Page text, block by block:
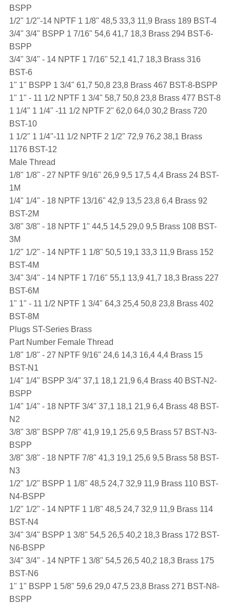
BSPP
1/2" 1/2"-14 NPTF 1 1/8" 48,5 33,3 11,9 Brass 189 BST-4
3/4" 3/4" BSPP 1 7/16" 54,6 41,7 18,3 Brass 294 BST-6-
BSPP
3/4" 3/4" - 14 NPTF 1 7/16" 52,1 41,7 18,3 Brass 316
BST-6
1" 1" BSPP 1 3/4" 61,7 50,8 23,8 Brass 467 BST-8-BSPP
1" 1" - 11 1/2 NPTF 1 3/4" 58,7 50,8 23,8 Brass 477 BST-8
1 1/4" 1 1/4" -11 1/2 NPTF 2" 62,0 64,0 30,2 Brass 720
BST-10
1 1/2" 1 1/4"-11 1/2 NPTF 2 1/2" 72,9 76,2 38,1 Brass
1176 BST-12
Male Thread
1/8" 1/8" - 27 NPTF 9/16" 26,9 9,5 17,5 4,4 Brass 24 BST-
1M
1/4" 1/4" - 18 NPTF 13/16" 42,9 13,5 23,8 6,4 Brass 92
BST-2M
3/8" 3/8" - 18 NPTF 1" 44,5 14,5 29,0 9,5 Brass 108 BST-
3M
1/2" 1/2" - 14 NPTF 1 1/8" 50,5 19,1 33,3 11,9 Brass 152
BST-4M
3/4" 3/4" - 14 NPTF 1 7/16" 55,1 13,9 41,7 18,3 Brass 227
BST-6M
1" 1" - 11 1/2 NPTF 1 3/4" 64,3 25,4 50,8 23,8 Brass 402
BST-8M
Plugs ST-Series Brass
Part Number Female Thread
1/8" 1/8" - 27 NPTF 9/16" 24,6 14,3 16,4 4,4 Brass 15
BST-N1
1/4" 1/4" BSPP 3/4" 37,1 18,1 21,9 6,4 Brass 40 BST-N2-
BSPP
1/4" 1/4" - 18 NPTF 3/4" 37,1 18,1 21,9 6,4 Brass 48 BST-
N2
3/8" 3/8" BSPP 7/8" 41,9 19,1 25,6 9,5 Brass 57 BST-N3-
BSPP
3/8" 3/8" - 18 NPTF 7/8" 41,3 19,1 25,6 9,5 Brass 58 BST-
N3
1/2" 1/2" BSPP 1 1/8" 48,5 24,7 32,9 11,9 Brass 110 BST-
N4-BSPP
1/2" 1/2" - 14 NPTF 1 1/8" 48,5 24,7 32,9 11,9 Brass 114
BST-N4
3/4" 3/4" BSPP 1 3/8" 54,5 26,5 40,2 18,3 Brass 172 BST-
N6-BSPP
3/4" 3/4" - 14 NPTF 1 3/8" 54,5 26,5 40,2 18,3 Brass 175
BST-N6
1" 1" BSPP 1 5/8" 59,6 29,0 47,5 23,8 Brass 271 BST-N8-
BSPP